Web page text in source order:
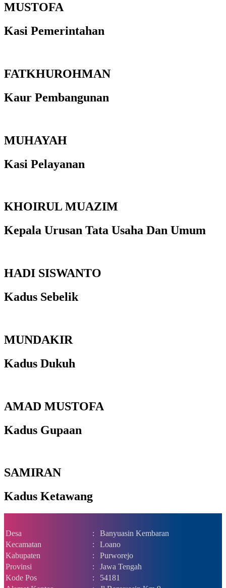
MUSTOFA
Kasi Pemerintahan
FATKHUROHMAN
Kaur Pembangunan
MUHAYAH
Kasi Pelayanan
KHOIRUL MUAZIM
Kepala Urusan Tata Usaha Dan Umum
HADI SISWANTO
Kadus Sebelik
MUNDAKIR
Kadus Dukuh
AMAD MUSTOFA
Kadus Gupaan
SAMIRAN
Kadus Ketawang
Desa :
Banyuasin Kembaran
Kecamatan
:
Loano
Kabupaten
:
Purworejo
Provinsi
:
Jawa Tengah
Kode Pos
:
54181